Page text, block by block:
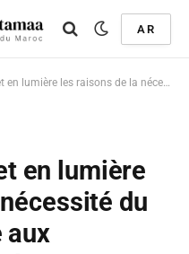
AR
de la nécessité du rite malikite face aux mutations sociétales
en lumière
du
aux